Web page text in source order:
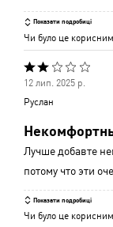
Показати подробиці
Чи було це
Оцінено
2
5
12 лип. 2025 р.
Руслан
Лучше добавте
потому что эти
Показати подробиці
Чи було це